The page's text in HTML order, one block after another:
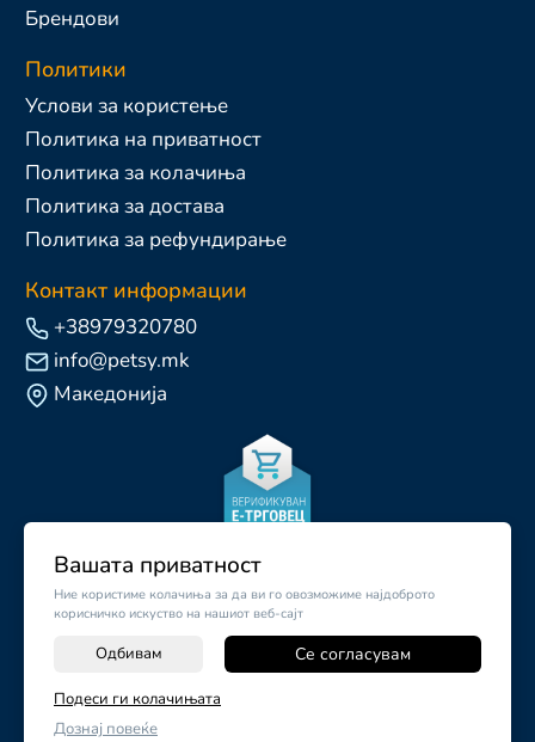
Вашата приватност
Ние користиме колачиња за да ви го овозможиме најдоброто
корисничко искуство на нашиот веб-сајт
Одбивам Се согласувам
Подеси ги колачињата
Дознај повеќе
Брендови
Политики
Услови за користење
Политика на приватност
Политика за колачиња
Политика за достава
Политика за рефундирање
Контакт информации
+38979320780
info@petsy.mk
Македонија
©2026
Поставки за колачиња